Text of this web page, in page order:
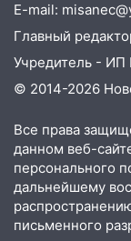
площадках
Валерия
золота в
11:16 В
доску
10:40 В
нашли
садах 79-
E-mail:
Главный
Учредитель - ИП
© 2014-2026
Все права
данном веб-
персонального
дальнейшему
письменного